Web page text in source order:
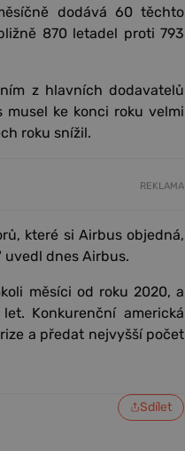
dodává 60 těchto
870 letadel proti 793
z hlavních dodavatelů
ke konci roku velmi
roku snížil.
REKLAMA
které si Airbus objedná,
dnes Airbus.
měsíci od roku 2020, a
Konkurenční americká
a předat nejvyšší počet
Sdílet